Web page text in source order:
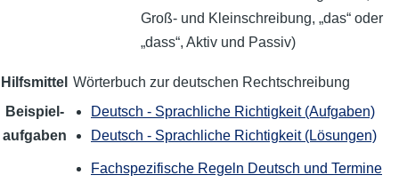
Groß- und Klein­schreibung, „das“ oder
„dass“, Aktiv und Passiv)
Hilfsmittel Wörter­buch zur deutschen Recht­schreibung
Beispiel­
aufgaben
Deutsch - Sprachliche Richtigkeit (Aufgaben)
Deutsch - Sprachliche Richtigkeit (Lösungen)
Fach­spezi­fische Regeln Deutsch und Termine